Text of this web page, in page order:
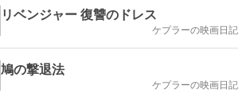
リベンジャー 復讐のドレス
ケプラーの映画日記
鳩の撃退法
ケプラーの映画日記